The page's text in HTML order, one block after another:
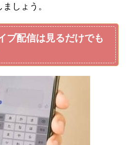
しょう。
ブ配信は見るだけでも